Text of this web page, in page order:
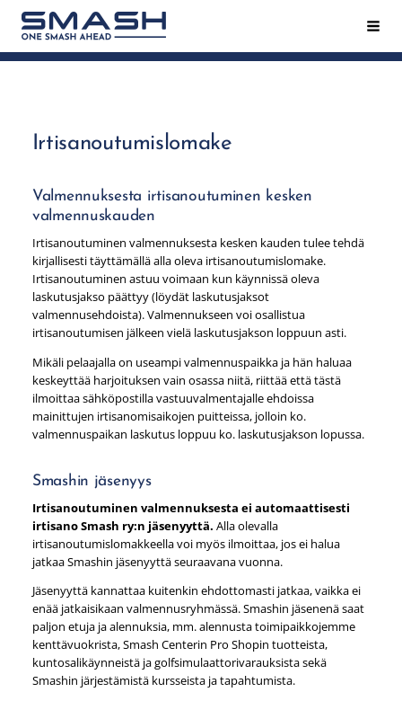
Siirry
sivun
sisältöön
Smash ry - Suomen suurin mailapeliseura
Irtisanoutumislomake
Valmennuksesta irtisanoutuminen kesken
valmennuskauden
Irtisanoutuminen valmennuksesta kesken kauden tulee tehdä
kirjallisesti täyttämällä alla oleva irtisanoutumislomake.
Irtisanoutuminen astuu voimaan kun käynnissä oleva
laskutusjakso päättyy (löydät laskutusjaksot
valmennusehdoista). Valmennukseen voi osallistua
irtisanoutumisen jälkeen vielä laskutusjakson loppuun asti.
Mikäli pelaajalla on useampi valmennuspaikka ja hän haluaa
keskeyttää harjoituksen vain osassa niitä, riittää että tästä
ilmoittaa sähköpostilla vastuuvalmentajalle ehdoissa
mainittujen irtisanomisaikojen puitteissa, jolloin ko.
valmennuspaikan laskutus loppuu ko. laskutusjakson lopussa.
Smashin jäsenyys
Irtisanoutuminen valmennuksesta ei automaattisesti
irtisano Smash ry:n jäsenyyttä. Alla olevalla
irtisanoutumislomakkeella voi myös ilmoittaa, jos ei halua
jatkaa Smashin jäsenyyttä seuraavana vuonna.
Jäsenyyttä kannattaa kuitenkin ehdottomasti jatkaa, vaikka ei
enää jatkaisikaan valmennusryhmässä. Smashin jäsenenä saat
paljon etuja ja alennuksia, mm. alennusta toimipaikkojemme
kenttävuokrista, Smash Centerin Pro Shopin tuotteista,
kuntosalikäynneistä ja golfsimulaattorivarauksista sekä
Smashin järjestämistä kursseista ja tapahtumista.